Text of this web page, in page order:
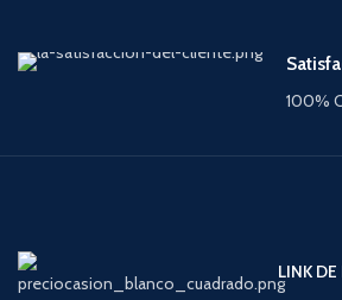
100%
LINK DE